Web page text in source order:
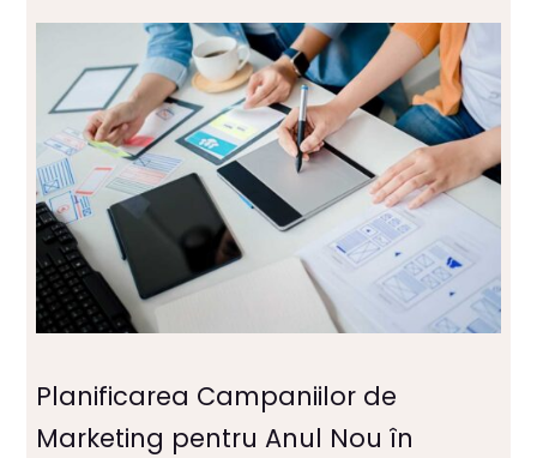
Planificarea Campaniilor de
Marketing pentru Anul Nou în